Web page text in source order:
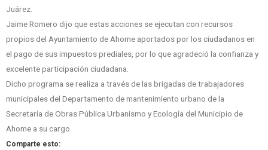
Juárez.
Jaime Romero dijo que estas acciones se ejecutan con recursos
propios del Ayuntamiento de Ahome aportados por los ciudadanos en
el pago de sus impuestos prediales, por lo que agradeció la confianza y
excelente participación ciudadana.
Dicho programa se realiza a través de las brigadas de trabajadores
municipales del Departamento de mantenimiento urbano de la
Secretaría de Obras Pública Urbanismo y Ecología del Municipio de
Ahome a su cargo.
Comparte esto: